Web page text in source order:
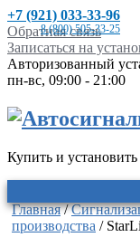
+7 (921) 033-33-96
8 (800) 505-33-25
Обратная связь
Записаться на
Авторизованный
пн-вс, 09:00 - 21:00
Купить и
Главная/
производства /